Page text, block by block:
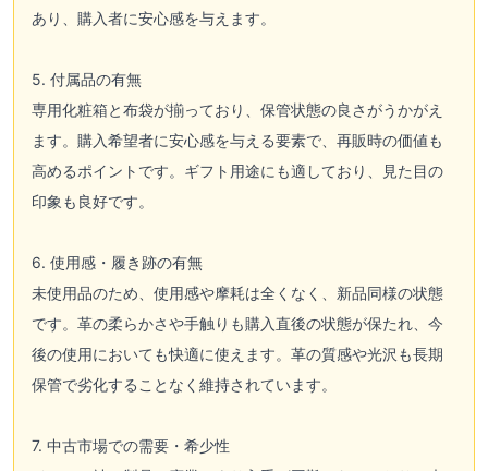
あり、購入者に安心感を与えます。
5. 付属品の有無
専用化粧箱と布袋が揃っており、保管状態の良さがうかがえ
ます。購入希望者に安心感を与える要素で、再販時の価値も
高めるポイントです。ギフト用途にも適しており、見た目の
印象も良好です。
6. 使用感・履き跡の有無
未使用品のため、使用感や摩耗は全くなく、新品同様の状態
です。革の柔らかさや手触りも購入直後の状態が保たれ、今
後の使用においても快適に使えます。革の質感や光沢も長期
保管で劣化することなく維持されています。
7. 中古市場での需要・希少性